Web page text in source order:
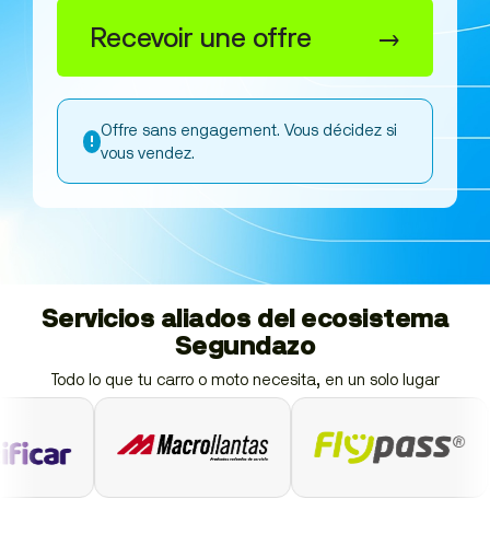
Recevoir une offre →
! Offre sans engagement. Vous décidez si
vous vendez.
Servicios aliados del ecosistema
Segundazo
Todo lo que tu carro o moto necesita, en un solo lugar